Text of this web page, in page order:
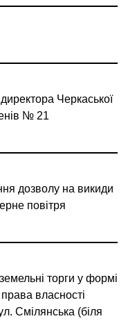
Черкаської
№ 21
дозволу на викиди
повітря
торги у формі
власності
Смілянська (біля